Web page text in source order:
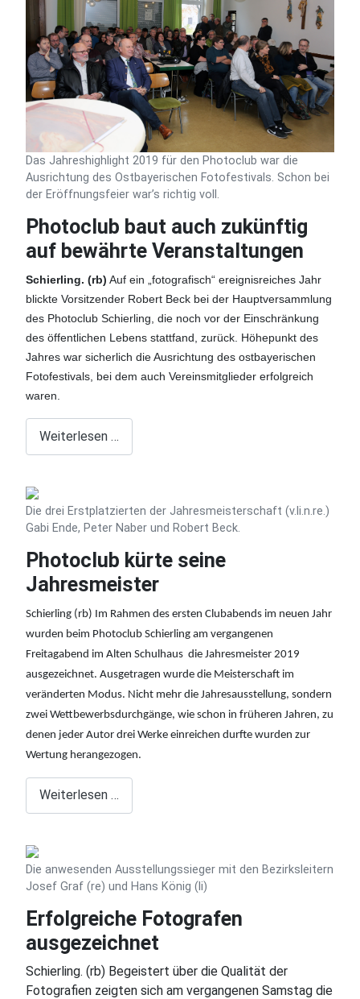
Das Jahreshighlight 2019 für den Photoclub war die
Ausrichtung des Ostbayerischen Fotofestivals. Schon bei
der Eröffnungsfeier war’s richtig voll.
Photoclub baut auch zukünftig
auf bewährte Veranstaltungen
Schierling. (rb) Auf ein „fotografisch“ ereignisreiches Jahr
blickte Vorsitzender Robert Beck bei der Hauptversammlung
des Photoclub Schierling, die noch vor der Einschränkung
des öffentlichen Lebens stattfand, zurück. Höhepunkt des
Jahres war sicherlich die Ausrichtung des ostbayerischen
Fotofestivals, bei dem auch Vereinsmitglieder erfolgreich
waren.
Weiterlesen …
Die drei Erstplatzierten der Jahresmeisterschaft (v.li.n.re.)
Gabi Ende, Peter Naber und Robert Beck.
Photoclub kürte seine
Jahresmeister
Schierling (rb) Im Rahmen des ersten Clubabends im neuen Jahr
wurden beim Photoclub Schierling am vergangenen
Freitagabend im Alten Schulhaus die Jahresmeister 2019
ausgezeichnet. Ausgetragen wurde die Meisterschaft im
veränderten Modus. Nicht mehr die Jahresausstellung, sondern
zwei Wettbewerbsdurchgänge, wie schon in früheren Jahren, zu
denen jeder Autor drei Werke einreichen durfte wurden zur
Wertung herangezogen.
Weiterlesen …
Die anwesenden Ausstellungssieger mit den Bezirksleitern
Josef Graf (re) und Hans König (li)
Erfolgreiche Fotografen
ausgezeichnet
Schierling. (rb) Begeistert über die Qualität der
Fotografien zeigten sich am vergangenen Samstag die